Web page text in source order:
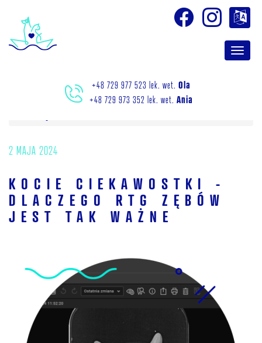
+48 729 977 523 lek. wet. Ola
+48 729 973 352 lek. wet. Ania
2 MAJA 2024
KOCIE CIEKAWOSTKI -
DLACZEGO RTG ZĘBÓW
JEST TAK WAŻNE